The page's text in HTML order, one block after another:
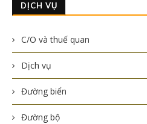
DỊCH VỤ
C/O và thuế quan
Dịch vụ
Đường biển
Đường bộ